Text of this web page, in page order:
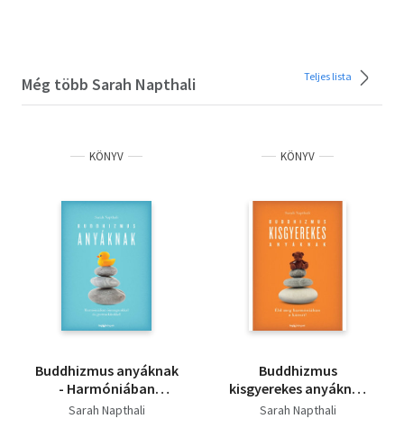
Még több Sarah Napthali Teljes lista
KÖNYV
Buddhizmus anyáknak
- Harmóniában
önmagunkkal és
Sarah Napthali
KÖNYV
Buddhizmus
kisgyerekes anyáknak
- Éld meg
Sarah Napthali